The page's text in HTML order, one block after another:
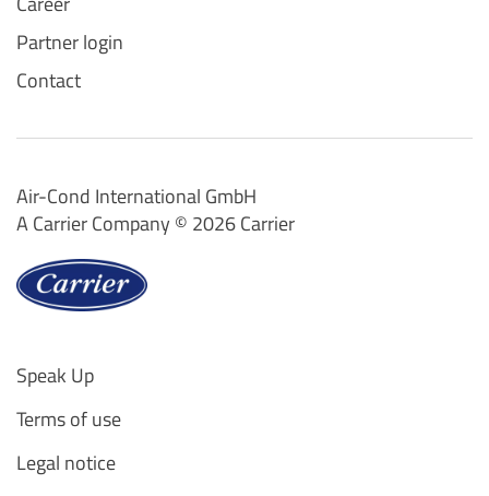
Partner login
Contact
Air-Cond International GmbH
A Carrier Company ©️ 2026Carrier
Speak Up
Terms of use
Legal notice